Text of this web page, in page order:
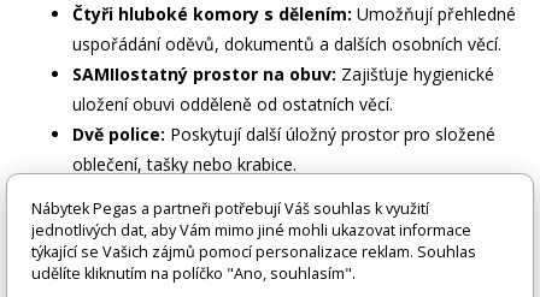
Čtyři hluboké komory s dělením: Umožňují přehledné
uspořádání oděvů, dokumentů a dalších osobních věcí.
SAMIIostatný prostor na obuv: Zajišťuje hygienické
uložení obuvi odděleně od ostatních věcí.
Dvě police: Poskytují další úložný prostor pro složené
oblečení, tašky nebo krabice.
košil, bund a sak.
Háčky na oblečení:Ideální pro zavěšení ručníků,
kabátů nebo pracovních oděvů.
Nábytek Pegas a partneři potřebují Váš souhlas k využití
jednotlivých dat, aby Vám mimo jiné mohli ukazovat informace
týkající se Vašich zájmů pomocí personalizace reklam. Souhlas
udělíte kliknutím na políčko "Ano, souhlasím".